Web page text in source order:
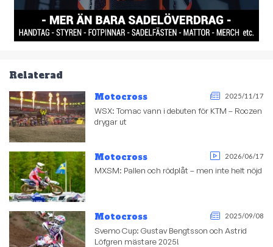
Relaterad
Motocross 2025/11/17
WSX: Tomac vann i debuten för KTM – Roczen
drygar ut
Motocross 2026/06/17
MXSM: Pallen och rödplåt – men inte helt nöjd
Motocross 2025/09/08
Svemo Cup: Gustav Bengtsson och Astrid
Löfgren mästare 2025!